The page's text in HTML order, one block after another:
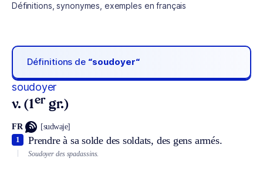
Définitions, synonymes, exemples en français
Définitions de “soudoyer“
soudoyer
v. (1er gr.)
FR [sudwaje]
Prendre à sa solde des soldats, des gens armés.
1
Soudoyer des spadassins.